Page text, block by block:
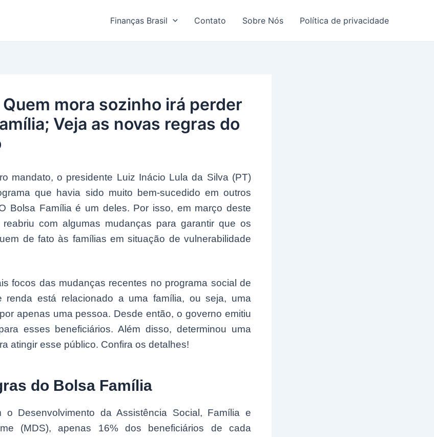
Finanças Brasil Contato Sobre Nós Política de privacidade
mora sozinho irá perder
Veja as novas regras do
mandato, o presidente Luiz Inácio Lula da Silva (PT)
que havia sido muito bem-sucedido em outros
Bolsa Família é um deles. Por isso, em março deste
com algumas mudanças para garantir que os
de fato às famílias em situação de vulnerabilidade
focos das mudanças recentes no programa social de
renda está relacionado a uma família, ou seja, uma
apenas uma pessoa. Desde então, o governo emitiu
esses beneficiários. Além disso, determinou uma
atingir esse público. Confira os detalhes!
do Bolsa Família
o Desenvolvimento da Assistência Social, Família e
(MDS), apenas 16% dos beneficiários de cada